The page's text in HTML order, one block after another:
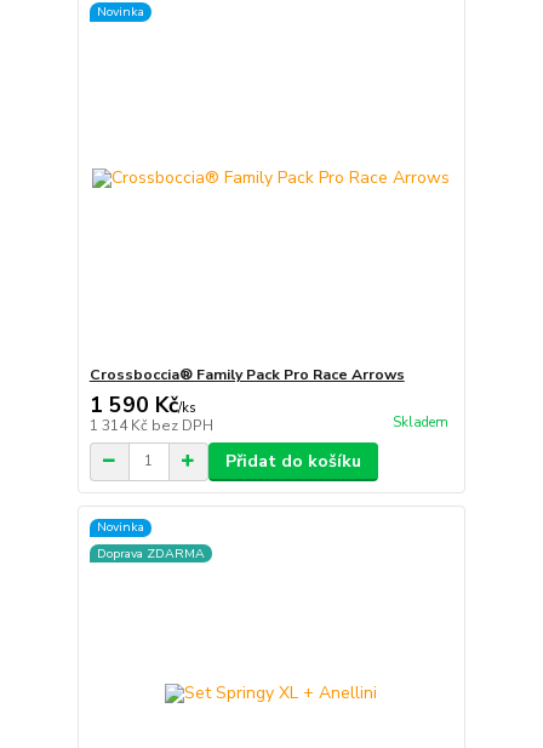
Novinka
Crossboccia® Family Pack Pro Race Arrows
1 590 Kč/ks
1 314 Kč bez DPH Skladem
Přidat do košíku
Novinka
Doprava ZDARMA